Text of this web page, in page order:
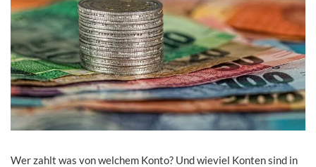
Wer zahlt was von welchem Konto? Und wieviel Konten sind in